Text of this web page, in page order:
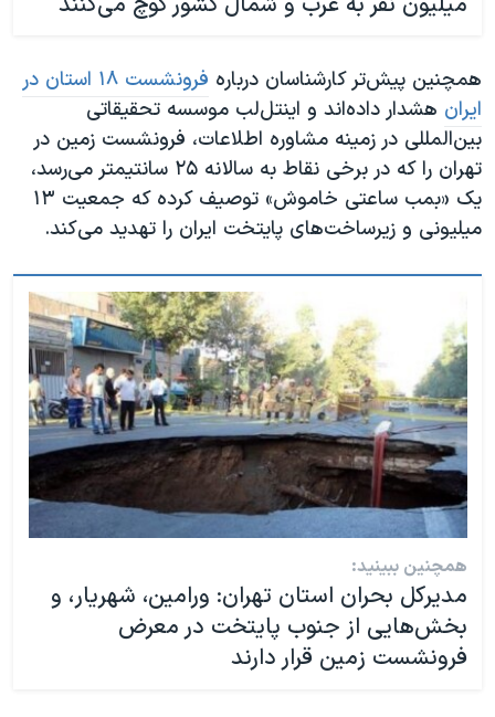
همچنین پیش‌تر کارشناسان درباره
فرونشست ۱۸ استان در
ایران هشدار داده‌اند و اینتل‌لب موسسه تحقیقاتی
بین‌المللی در زمینه مشاوره اطلاعات، فرونشست زمین در
تهران را که در برخی نقاط به سالانه ۲۵ سانتیمتر می‌رسد،
یک «بمب ساعتی خاموش» توصیف کرده که جمعیت ۱۳
میلیونی و زیرساخت‌های پایتخت ایران را تهدید می‌کند.
همچنین ببینید:
مدیرکل بحران استان تهران: ورامین، شهریار، و
بخش‌هایی از جنوب پایتخت در معرض
فرونشست زمین قرار دارند